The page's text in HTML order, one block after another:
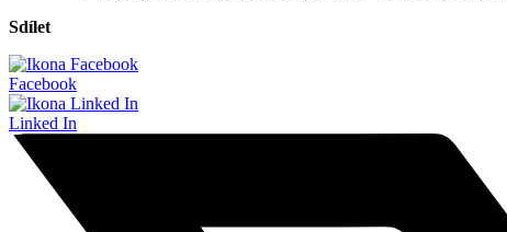
Sdílet
Facebook
Linked In